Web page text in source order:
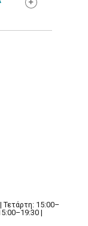
Τετάρτη: 15:00–
|